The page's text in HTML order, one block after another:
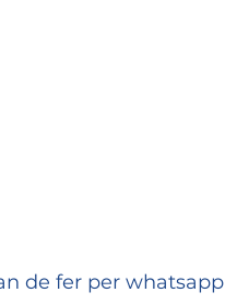
de fer per whatsapp